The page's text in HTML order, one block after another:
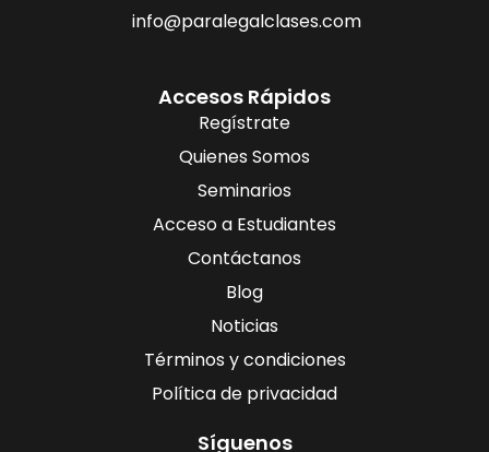
info@paralegalclases.com
Accesos Rápidos
Regístrate
Quienes Somos
Seminarios
Acceso a Estudiantes
Contáctanos
Blog
Noticias
Términos y condiciones
Política de privacidad
Síguenos